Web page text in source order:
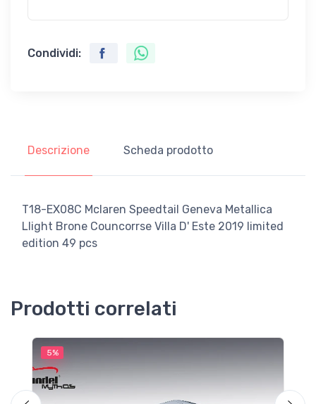
Condividi:
Descrizione Scheda prodotto
T18-EX08C Mclaren Speedtail Geneva Metallica
LIight Brone Councorrse Villa D' Este 2019 limited
edition 49 pcs
Prodotti correlati
5%